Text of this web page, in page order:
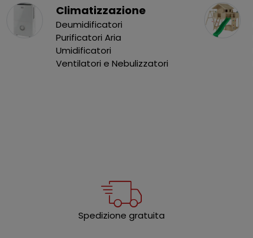
Climatizzazione
Deumidificatori
Purificatori Aria
Umidificatori
Ventilatori e Nebulizzatori
Spedizione gratuita